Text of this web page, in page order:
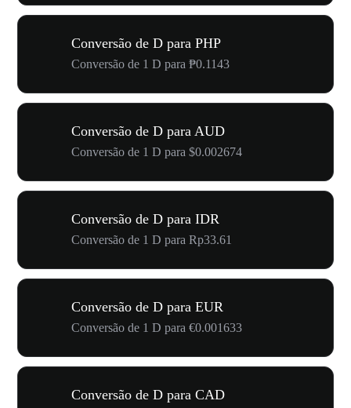
Conversão de D para PHP
Conversão de 1 D para ₱0.1143
Conversão de D para AUD
Conversão de 1 D para $0.002674
Conversão de D para IDR
Conversão de 1 D para Rp33.61
Conversão de D para EUR
Conversão de 1 D para €0.001633
Conversão de D para CAD